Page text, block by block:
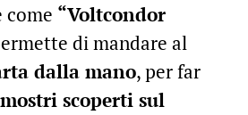
come “Voltcondor
di mandare al
dalla mano, per far
mostri scoperti sul